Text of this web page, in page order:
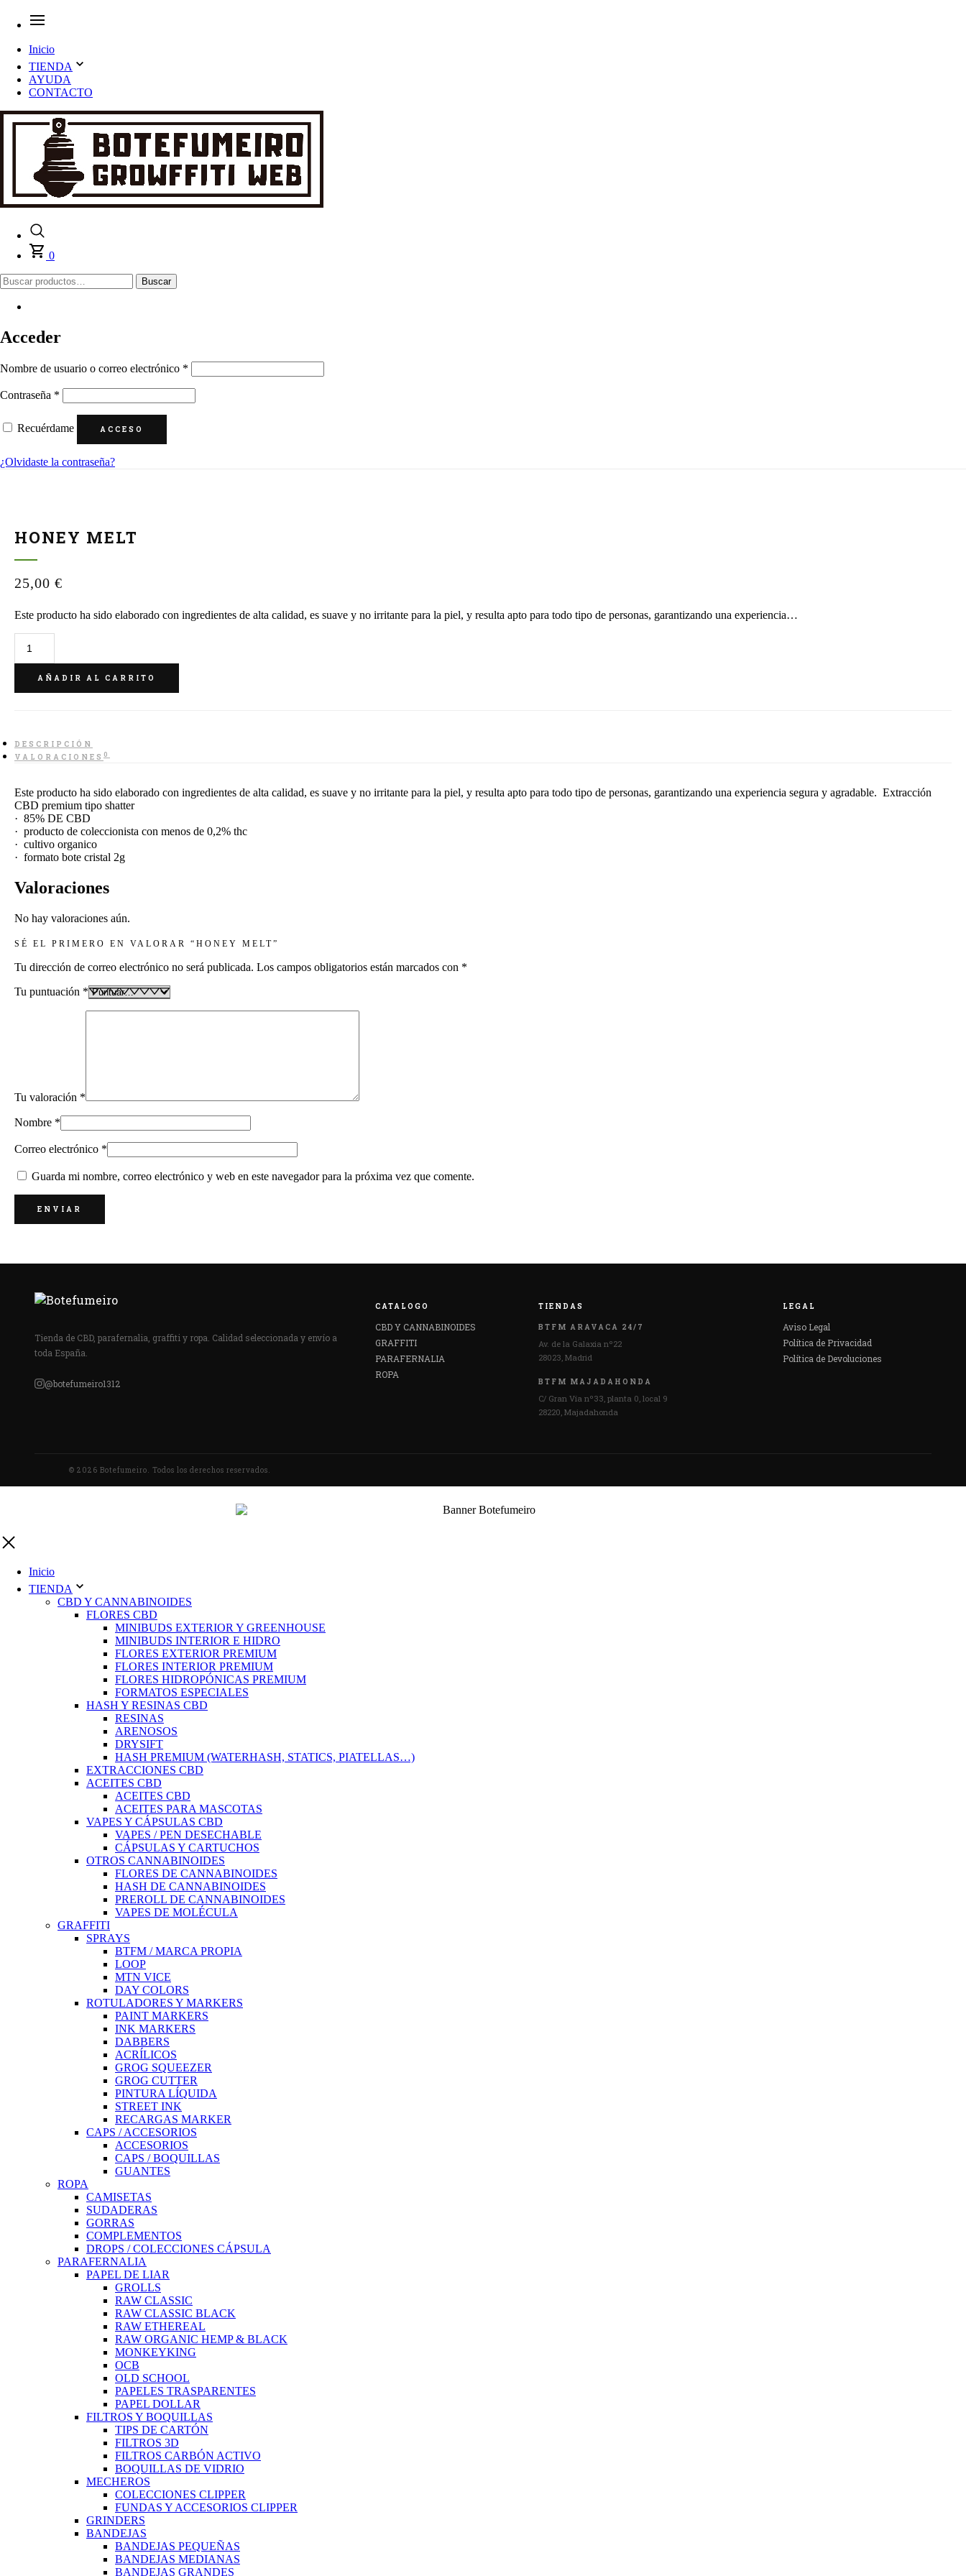
Inicio
TIENDA
AYUDA
CONTACTO
0
Buscar
por:
Buscar
Acceder
Nombre de usuario o correo electrónico *
Contraseña *
Recuérdame ACCESO
¿Olvidaste la contraseña?
HONEY MELT
25,00 €
Este producto ha sido elaborado con ingredientes de alta calidad, es suave y no irritante para la piel, y resulta apto para todo tipo de personas, garantizando una experiencia…
Melt
cantidad
AÑADIR AL CARRITO
DESCRIPCIÓN
VALORACIONES 0
Este producto ha sido elaborado con ingredientes de alta calidad, es suave y no irritante para la piel, y resulta apto para todo tipo de personas, garantizando una experiencia segura y agradable. Extracción
CBD premium tipo shatter
· 85% DE CBD
· producto de coleccionista con menos de 0,2% thc
· cultivo organico
· formato bote cristal 2g
Valoraciones
No hay valoraciones aún.
SÉ EL PRIMERO EN VALORAR “HONEY MELT”
Tu dirección de correo electrónico no será publicada. Los campos obligatorios están marcados con *
Tu puntuación *
Tu valoración *
Nombre *
Correo electrónico *
Guarda mi nombre, correo electrónico y web en este navegador para la próxima vez que comente.
Tienda de CBD, parafernalia, graffiti y ropa. Calidad seleccionada y envío a
toda España.
@botefumeiro1312
CATALOGO
CBD Y CANNABINOIDES
GRAFFITI
PARAFERNALIA
ROPA
TIENDAS
BTFM ARAVACA 24/7
Av. de la Galaxia nº22
28023, Madrid
BTFM MAJADAHONDA
C/ Gran Vía nº33, planta 0, local 9
28220, Majadahonda
LEGAL
Aviso Legal
Política de Privacidad
Política de Devoluciones
© 2026 Botefumeiro. Todos los derechos reservados.
Inicio
TIENDA
CBD Y CANNABINOIDES
FLORES CBD
MINIBUDS EXTERIOR Y GREENHOUSE
MINIBUDS INTERIOR E HIDRO
FLORES EXTERIOR PREMIUM
FLORES INTERIOR PREMIUM
FLORES HIDROPÓNICAS PREMIUM
FORMATOS ESPECIALES
HASH Y RESINAS CBD
RESINAS
ARENOSOS
DRYSIFT
HASH PREMIUM (WATERHASH, STATICS, PIATELLAS…)
EXTRACCIONES CBD
ACEITES CBD
ACEITES CBD
ACEITES PARA MASCOTAS
VAPES Y CÁPSULAS CBD
VAPES / PEN DESECHABLE
CÁPSULAS Y CARTUCHOS
OTROS CANNABINOIDES
FLORES DE CANNABINOIDES
HASH DE CANNABINOIDES
PREROLL DE CANNABINOIDES
VAPES DE MOLÉCULA
GRAFFITI
SPRAYS
BTFM / MARCA PROPIA
LOOP
MTN VICE
DAY COLORS
ROTULADORES Y MARKERS
PAINT MARKERS
INK MARKERS
DABBERS
ACRÍLICOS
GROG SQUEEZER
GROG CUTTER
PINTURA LÍQUIDA
STREET INK
RECARGAS MARKER
CAPS / ACCESORIOS
ACCESORIOS
CAPS / BOQUILLAS
GUANTES
ROPA
CAMISETAS
SUDADERAS
GORRAS
COMPLEMENTOS
DROPS / COLECCIONES CÁPSULA
PARAFERNALIA
PAPEL DE LIAR
GROLLS
RAW CLASSIC
RAW CLASSIC BLACK
RAW ETHEREAL
RAW ORGANIC HEMP & BLACK
MONKEYKING
OCB
OLD SCHOOL
PAPELES TRASPARENTES
PAPEL DOLLAR
FILTROS Y BOQUILLAS
TIPS DE CARTÓN
FILTROS 3D
FILTROS CARBÓN ACTIVO
BOQUILLAS DE VIDRIO
MECHEROS
COLECCIONES CLIPPER
FUNDAS Y ACCESORIOS CLIPPER
GRINDERS
BANDEJAS
BANDEJAS PEQUEÑAS
BANDEJAS MEDIANAS
BANDEJAS GRANDES